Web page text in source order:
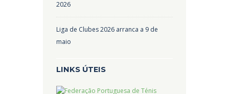
2026
Liga de Clubes 2026 arranca a 9 de
maio
LINKS ÚTEIS